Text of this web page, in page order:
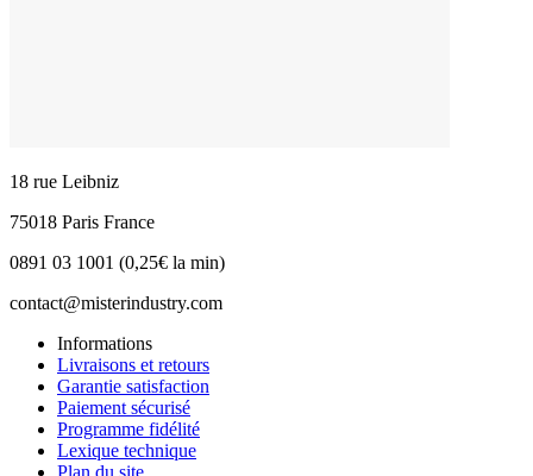
18 rue Leibniz
75018 Paris France
0891 03 1001 (0,25€ la min)
contact@misterindustry.com
Informations
Livraisons et retours
Garantie satisfaction
Paiement sécurisé
Programme fidélité
Lexique technique